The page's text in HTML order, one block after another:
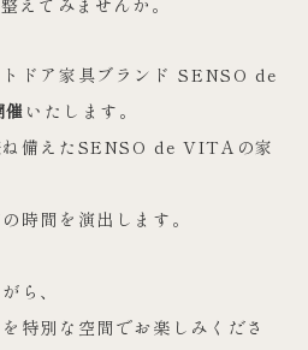
えてみませんか。
ドア家具ブランド SENSO de
催 いたします。
ね備えたSENSO de VITAの家
時間を演出します。
ら、
特別な空間でお楽しみくださ